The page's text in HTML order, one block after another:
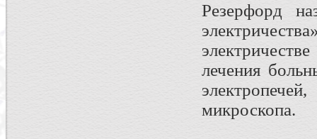
Резерфорд
лечения
микроскопа.